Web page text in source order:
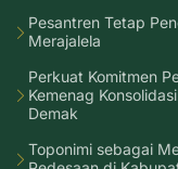
Pesantren Tetap
Merajalela
Perkuat Komitmen
Kemenag
Demak
Toponimi sebagai